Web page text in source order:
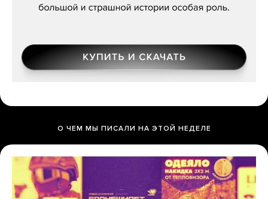
О ЧЕМ МЫ ПИСАЛИ НА ЭТОЙ НЕДЕЛЕ